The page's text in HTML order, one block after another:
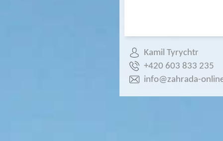
Kamil Tyrychtr
+420 603 833 235
info@zahrada-